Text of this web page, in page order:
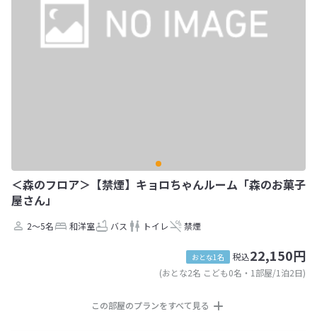
＜森のフロア＞【禁煙】キョロちゃんルーム「森のお菓子
屋さん」
2～5名 和洋室 バス トイレ 禁煙
おとな1名 税込22,150円
(おとな2名 こども0名・1部屋/1泊2日)
この部屋のプランをすべて見る